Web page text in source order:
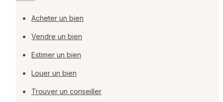
Acheter un bien
Vendre un bien
Estimer un bien
Louer un bien
Trouver un conseiller